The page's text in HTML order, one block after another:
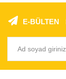
E-BÜLTEN